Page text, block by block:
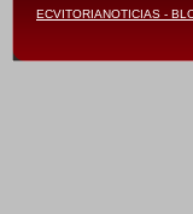
ECVITORIANOTICIAS -